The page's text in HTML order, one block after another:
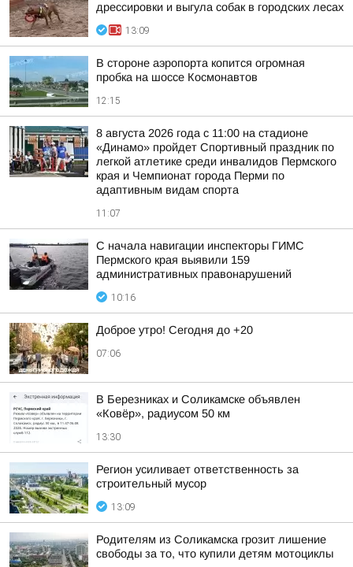
дрессировки и выгула собак в городских лесах
13:09
В стороне аэропорта копится огромная
пробка на шоссе Космонавтов
12:15
8 августа 2026 года с 11:00 на стадионе
«Динамо» пройдет Спортивный праздник по
легкой атлетике среди инвалидов Пермского
края и Чемпионат города Перми по
адаптивным видам спорта
11:07
С начала навигации инспекторы ГИМС
Пермского края выявили 159
административных правонарушений
10:16
Доброе утро! Сегодня до +20
07:06
В Березниках и Соликамске объявлен
«Ковёр», радиусом 50 км
13:30
Регион усиливает ответственность за
строительный мусор
13:09
Родителям из Соликамска грозит лишение
свободы за то, что купили детям мотоциклы